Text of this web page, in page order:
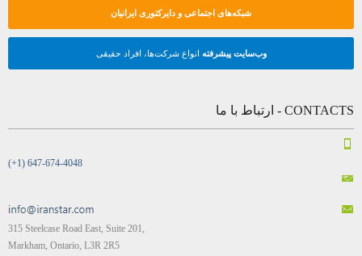
شبکه‌های اجتماعی و دایرکتوری ایرانیان
وب‌سایت پیشرفته انواع شرکت‌ها، افراد حقیقی
CONTACTS - ارتباط با ما
(+1) 647-674-4048
315 Steelcase Road East, Suite 201,
Markham, Ontario, L3R 2R5